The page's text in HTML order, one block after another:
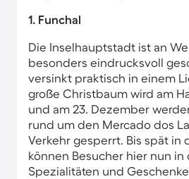
1. Funchal
Die Inselhauptstadt ist an
besonders eindrucksvoll
versinkt praktisch in einem
große Christbaum wird am
und am 23. Dezember
rund um den Mercado dos
Verkehr gesperrt. Bis spät in
können Besucher hier nun
Spezialitäten und